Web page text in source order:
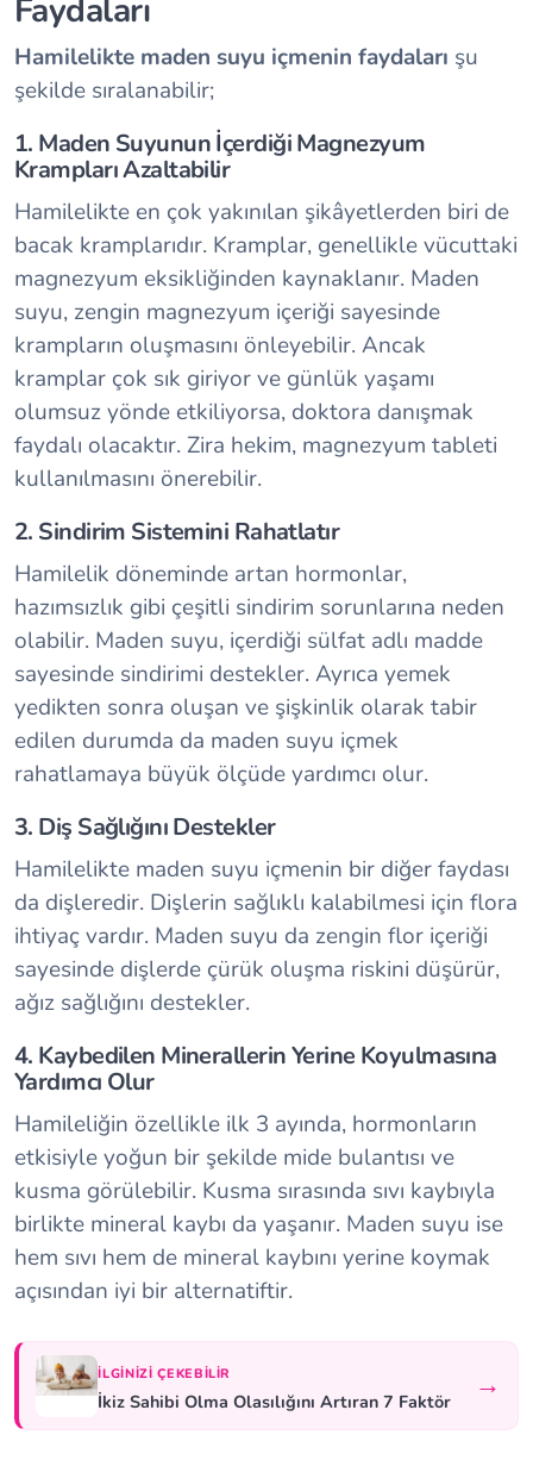
Faydaları
Hamilelikte maden suyu içmenin faydaları şu
şekilde sıralanabilir;
1. Maden Suyunun İçerdiği Magnezyum
Krampları Azaltabilir
Hamilelikte en çok yakınılan şikâyetlerden biri de
bacak kramplarıdır. Kramplar, genellikle vücuttaki
magnezyum eksikliğinden kaynaklanır. Maden
suyu, zengin magnezyum içeriği sayesinde
krampların oluşmasını önleyebilir. Ancak
kramplar çok sık giriyor ve günlük yaşamı
olumsuz yönde etkiliyorsa, doktora danışmak
faydalı olacaktır. Zira hekim, magnezyum tableti
kullanılmasını önerebilir.
2. Sindirim Sistemini Rahatlatır
Hamilelik döneminde artan hormonlar,
hazımsızlık gibi çeşitli sindirim sorunlarına neden
olabilir. Maden suyu, içerdiği sülfat adlı madde
sayesinde sindirimi destekler. Ayrıca yemek
yedikten sonra oluşan ve şişkinlik olarak tabir
edilen durumda da maden suyu içmek
rahatlamaya büyük ölçüde yardımcı olur.
3. Diş Sağlığını Destekler
Hamilelikte maden suyu içmenin bir diğer faydası
da dişleredir. Dişlerin sağlıklı kalabilmesi için flora
ihtiyaç vardır. Maden suyu da zengin flor içeriği
sayesinde dişlerde çürük oluşma riskini düşürür,
ağız sağlığını destekler.
4. Kaybedilen Minerallerin Yerine Koyulmasına
Yardımcı Olur
Hamileliğin özellikle ilk 3 ayında, hormonların
etkisiyle yoğun bir şekilde mide bulantısı ve
kusma görülebilir. Kusma sırasında sıvı kaybıyla
birlikte mineral kaybı da yaşanır. Maden suyu ise
hem sıvı hem de mineral kaybını yerine koymak
açısından iyi bir alternatiftir.
İLGINIZI ÇEKEBILIR
İkiz Sahibi Olma Olasılığını Artıran 7 Faktör →